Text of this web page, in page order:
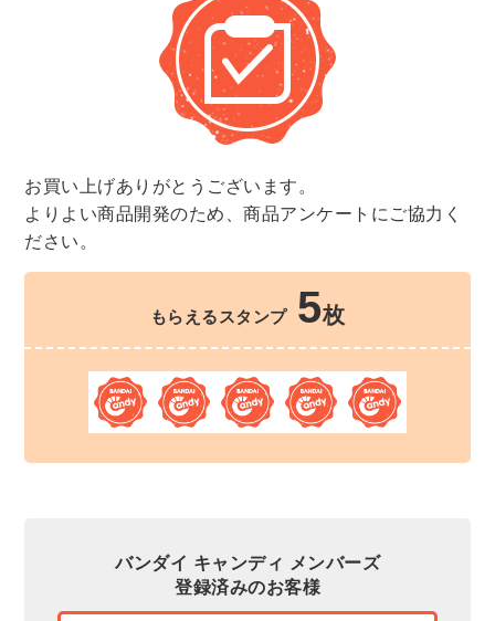
お買い上げありがとうございます。
よりよい商品開発のため、商品アンケートにご協力く
ださい。
もらえるスタンプ 5枚
バンダイ キャンディ メンバーズ
登録済みのお客様